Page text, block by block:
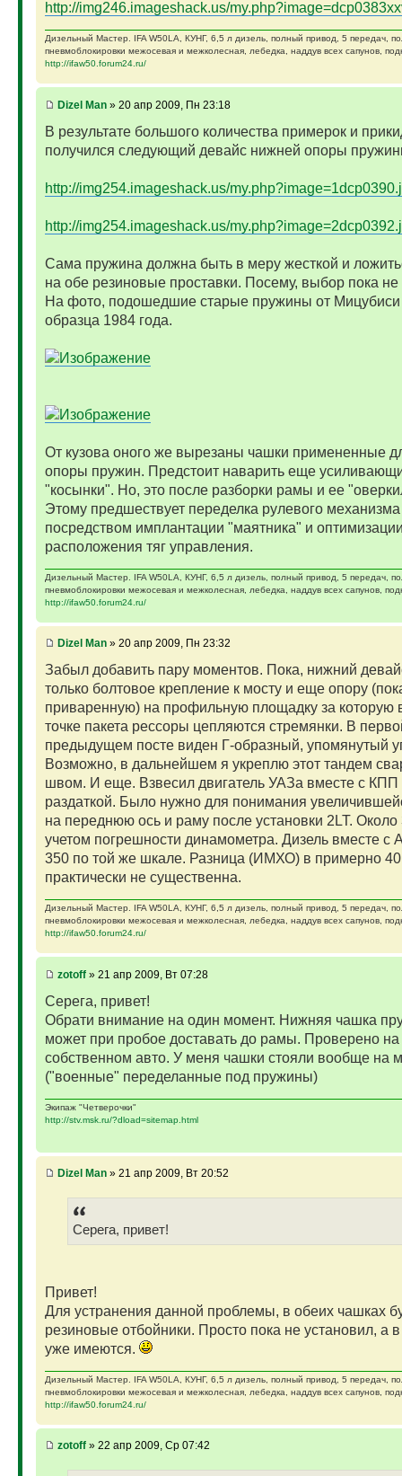
http://img246.imageshack.us/
Дизельный Мастер. IFA W50LA, КУНГ, 6,5 л дизель, полный привод, 5 передач,
пневмоблокировки межосевая и межколесная, лебедка, наддув всех сапунов,
http://ifaw50.forum24.ru/
Dizel Man» 20 апр 2009, Пн 23:18
В результате большого количества примерок и
получился следующий девайс нижней опоры
http://img254.imageshack.us/
http://img254.imageshack.us/
Сама пружина должна быть в меру жесткой и
на обе резиновые проставки. Посему, выбор пока
На фото, подошедшие старые пружины от Мицубиси
образца 1984 года.
От кузова оного же вырезаны чашки примененные
опоры пружин. Предстоит наварить еще
"косынки". Но, это после разборки рамы и ее
Этому предшествует переделка рулевого механизма
посредством имплантации "маятника" и
расположения тяг управления.
Дизельный Мастер. IFA W50LA, КУНГ, 6,5 л дизель, полный привод, 5 передач,
пневмоблокировки межосевая и межколесная, лебедка, наддув всех сапунов,
http://ifaw50.forum24.ru/
Dizel Man» 20 апр 2009, Пн 23:32
Забыл добавить пару моментов. Пока, нижний
только болтовое крепление к мосту и еще опору
приваренную) на профильную площадку за которую
точке пакета рессоры цепляются стремянки. В
предыдущем посте виден Г-образный, упомянутый
Возможно, в дальнейшем я укреплю этот тандем
швом. И еще. Взвесил двигатель УАЗа вместе с КПП
раздаткой. Было нужно для понимания
на переднюю ось и раму после установки 2LT. Около
учетом погрешности динамометра. Дизель вместе с
350 по той же шкале. Разница (ИМХО) в примерно 40
практически не существенна.
Дизельный Мастер. IFA W50LA, КУНГ, 6,5 л дизель, полный привод, 5 передач,
пневмоблокировки межосевая и межколесная, лебедка, наддув всех сапунов,
http://ifaw50.forum24.ru/
zotoff» 21 апр 2009, Вт 07:28
Серега, привет!
Обрати внимание на один момент. Нижняя чашка
может при пробое доставать до рамы. Проверено на
собственном авто. У меня чашки стояли вообще на
("военные" переделанные под пружины)
Экипаж "Четверочки"
http://stv.msk.ru/?dload=sitemap.html
Dizel Man» 21 апр 2009, Вт 20:52
Серега, привет!
Привет!
Для устранения данной проблемы, в обеих чашках
резиновые отбойники. Просто пока не установил, а
уже имеются.
Дизельный Мастер. IFA W50LA, КУНГ, 6,5 л дизель, полный привод, 5 передач,
пневмоблокировки межосевая и межколесная, лебедка, наддув всех сапунов,
http://ifaw50.forum24.ru/
zotoff» 22 апр 2009, Ср 07:42